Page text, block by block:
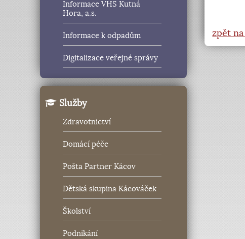
Informace VHS Kutná
Hora, a.s.
Informace k odpadům
Digitalizace veřejné správy
Služby
Zdravotnictví
Domácí péče
Pošta Partner Kácov
Dětská skupina Kácováček
Školství
Podnikání
zpět